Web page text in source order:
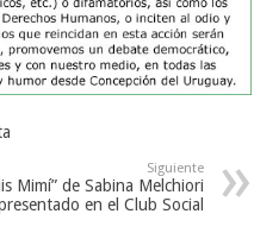
Siguiente
Mimí” de Sabina Melchiori
en el Club Social